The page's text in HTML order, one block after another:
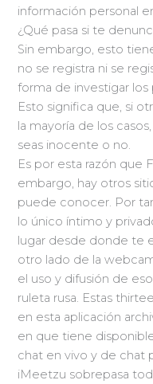
información personal
¿Qué pasa si te
Sin embargo, esto
no se registra ni se
forma de investigar
Esto significa que, si
la mayoría de los
seas inocente o no.
Es por esta razón que
embargo, hay otros
puede conocer. Por
lo único íntimo y
lugar desde donde te
otro lado de la
el uso y difusión de
ruleta rusa. Estas
en esta aplicación
en que tiene
chat en vivo y de chat
iMeetzu sobrepasa